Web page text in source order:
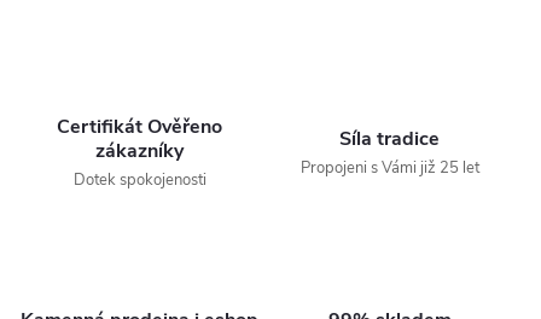
Certifikát Ověřeno
zákazníky
Dotek spokojenosti
Síla tradice
Propojeni s Vámi již 25 let